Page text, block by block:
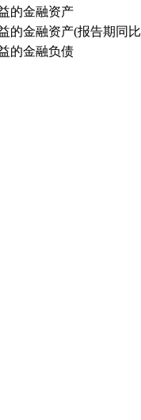
的金融资产
的金融资产(报告期同
的金融负债